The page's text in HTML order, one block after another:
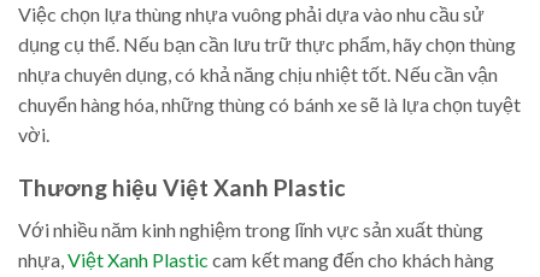
Việc chọn lựa thùng nhựa vuông phải dựa vào nhu cầu sử
dụng cụ thể. Nếu bạn cần lưu trữ thực phẩm, hãy chọn thùng
nhựa chuyên dụng, có khả năng chịu nhiệt tốt. Nếu cần vận
chuyển hàng hóa, những thùng có bánh xe sẽ là lựa chọn tuyệt
vời.
Thương hiệu Việt Xanh Plastic
Với nhiều năm kinh nghiệm trong lĩnh vực sản xuất thùng
nhựa,Việt Xanh Plastic cam kết mang đến cho khách hàng